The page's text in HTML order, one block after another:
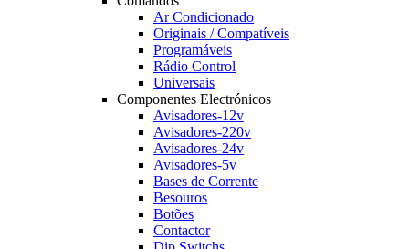
Ar Condicionado
Originais / Compatíveis
Programáveis
Rádio Control
Universais
Componentes Electrónicos
Avisadores-12v
Avisadores-220v
Avisadores-24v
Avisadores-5v
Bases de Corrente
Besouros
Botões
Contactor